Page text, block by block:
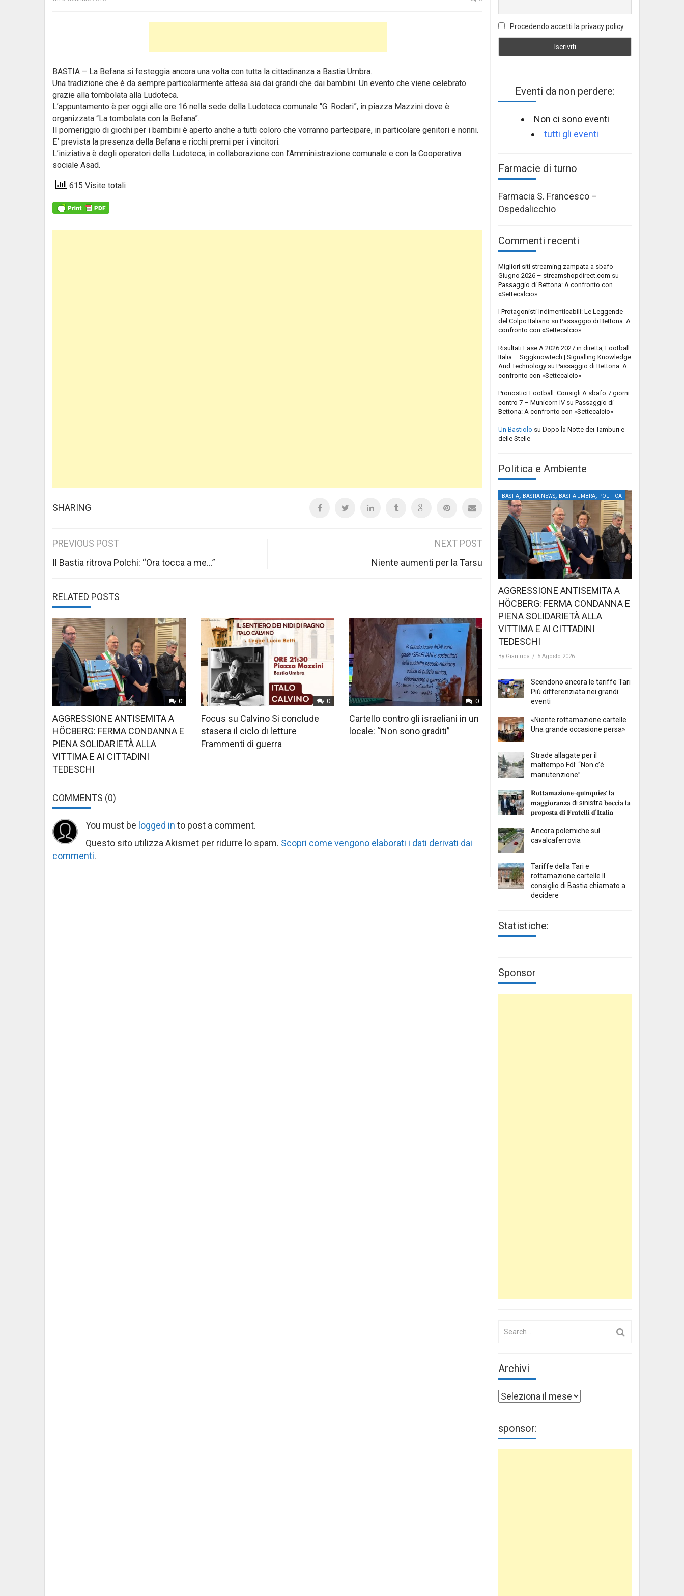
BASTIA – La Befana si festeggia ancora una volta con tutta la cittadinanza a Bastia Umbra.
Una tradizione che è da sempre particolarmente attesa sia dai grandi che dai bambini. Un evento che viene celebrato
grazie alla tombolata alla Ludoteca.
L’appuntamento è per oggi alle ore 16 nella sede della Ludoteca comunale “G. Rodari”, in piazza Mazzini dove è
organizzata “La tombolata con la Befana”.
Il pomeriggio di giochi per i bambini è aperto anche a tutti coloro che vorranno partecipare, in particolare genitori e nonni.
E’ prevista la presenza della Befana e ricchi premi per i vincitori.
L’iniziativa è degli operatori della Ludoteca, in collaborazione con l’Amministrazione comunale e con la Cooperativa
sociale Asad.
615 Visite totali
SHARING
Post
navigation
PREVIOUS POST
Il Bastia ritrova Polchi: “Ora tocca a me…”
NEXT POST
Niente aumenti per la Tarsu
RELATED POSTS
0
AGGRESSIONE ANTISEMITA A
HÖCBERG: FERMA CONDANNA E
PIENA SOLIDARIETÀ ALLA
VITTIMA E AI CITTADINI
TEDESCHI
0
Focus su Calvino Si conclude
stasera il ciclo di letture
Frammenti di guerra
0
Cartello contro gli israeliani in un
locale: “Non sono graditi”
COMMENTS (0)
You must be logged in to post a comment.
Questo sito utilizza Akismet per ridurre lo spam. Scopri come vengono elaborati i dati derivati dai
commenti.
Procedendo accetti la privacy policy
Eventi da non perdere:
Non ci sono eventi
tutti gli eventi
Farmacie di turno
Farmacia S. Francesco –
Ospedalicchio
Commenti recenti
Migliori siti streaming zampata a sbafo
Giugno 2026 – streamshopdirect.com su
Passaggio di Bettona: A confronto con
«Settecalcio»
I Protagonisti Indimenticabili: Le Leggende
del Colpo Italiano su Passaggio di Bettona: A
confronto con «Settecalcio»
Risultati Fase A 2026 2027 in diretta, Football
Italia – Siggknowtech | Signalling Knowledge
And Technology su Passaggio di Bettona: A
confronto con «Settecalcio»
Pronostici Football: Consigli A sbafo 7 giorni
contro 7 – Municorn IV su Passaggio di
Bettona: A confronto con «Settecalcio»
Un Bastiolo su Dopo la Notte dei Tamburi e
delle Stelle
Politica e Ambiente
BASTIA, BASTIA NEWS, BASTIA UMBRA, POLITICA
AGGRESSIONE ANTISEMITA A
HÖCBERG: FERMA CONDANNA E
PIENA SOLIDARIETÀ ALLA
VITTIMA E AI CITTADINI
TEDESCHI
By Gianluca / 5 Agosto 2026
Scendono ancora le tariffe Tari
Più differenziata nei grandi
eventi
«Niente rottamazione cartelle
Una grande occasione persa»
Strade allagate per il
maltempo FdI: “Non c’è
manutenzione”
𝐑𝐨𝐭𝐭𝐚𝐦𝐚𝐳𝐢𝐨𝐧𝐞-𝐪𝐮i𝐧𝐪𝐮𝐢𝐞𝐬: 𝐥𝐚
𝐦𝐚𝐠𝐠𝐢𝐨𝐫𝐚𝐧𝐳𝐚 di sinistra 𝐛𝐨𝐜𝐜𝐢𝐚 𝐥𝐚
𝐩𝐫𝐨𝐩𝐨𝐬𝐭𝐚 𝐝𝐢 𝐅𝐫𝐚𝐭𝐞𝐥𝐥𝐢 𝐝’𝐈𝐭𝐚𝐥𝐢𝐚
Ancora polemiche sul
cavalcaferrovia
Tariffe della Tari e
rottamazione cartelle Il
consiglio di Bastia chiamato a
decidere
Statistiche:
Sponsor
Archivi
Archivi
sponsor: